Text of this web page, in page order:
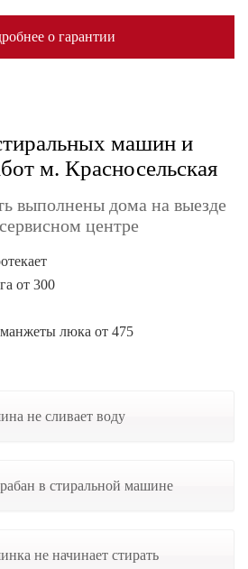
о гарантии
машин и
м. Красносельская
выполнены дома на выезде
центре
от 300
люка от 475
не сливает воду
в стиральной машине
не начинает стирать